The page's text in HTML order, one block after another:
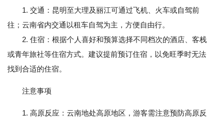
1. 交通：昆明至大理及丽江可通过飞机、火车或自驾前
往；云南省内交通以租车自驾为主，方便自由行。
2. 住宿：根据个人喜好和预算选择不同档次的酒店、客栈
或青年旅社等住宿方式。建议提前预订住宿，以免旺季时无法
找到合适的住宿。
注意事项
1. 高原反应：云南地处高原地区，游客需注意预防高原反